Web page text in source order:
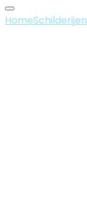
HomeSchilderijen